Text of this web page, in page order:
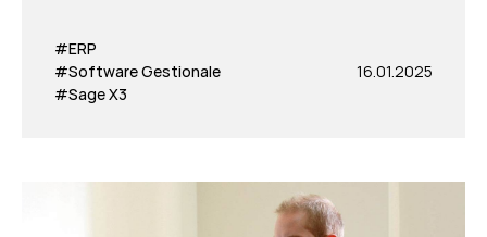
#ERP
#Software Gestionale
#Sage X3
16.01.2025